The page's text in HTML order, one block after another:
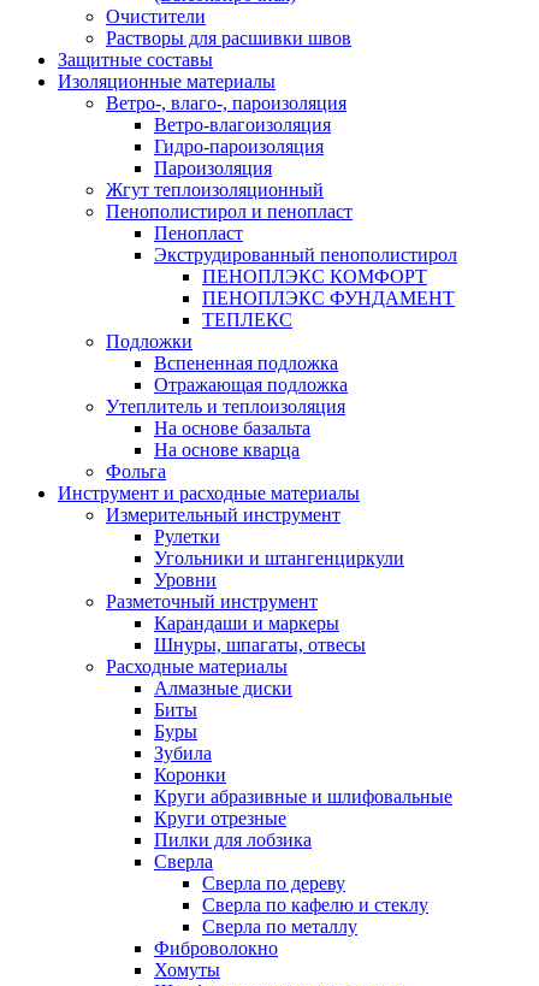
Очистители
Растворы для расшивки швов
Защитные составы
Изоляционные материалы
Ветро-, влаго-, пароизоляция
Ветро-влагоизоляция
Гидро-пароизоляция
Пароизоляция
Жгут теплоизоляционный
Пенополистирол и пенопласт
Пенопласт
Экструдированный пенополистирол
ПЕНОПЛЭКС КОМФОРТ
ПЕНОПЛЭКС ФУНДАМЕНТ
ТЕПЛЕКС
Подложки
Вспененная подложка
Отражающая подложка
Утеплитель и теплоизоляция
На основе базальта
На основе кварца
Фольга
Инструмент и расходные материалы
Измерительный инструмент
Рулетки
Угольники и штангенциркули
Уровни
Разметочный инструмент
Карандаши и маркеры
Шнуры, шпагаты, отвесы
Расходные материалы
Алмазные диски
Биты
Буры
Зубила
Коронки
Круги абразивные и шлифовальные
Круги отрезные
Пилки для лобзика
Сверла
Сверла по дереву
Сверла по кафелю и стеклу
Сверла по металлу
Фиброволокно
Хомуты